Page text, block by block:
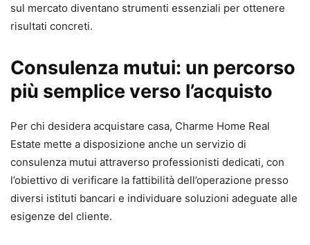
sul mercato diventano strumenti essenziali per ottenere
risultati concreti.
Consulenza mutui: un percorso
più semplice verso l’acquisto
Per chi desidera acquistare casa, Charme Home Real
Estate mette a disposizione anche un servizio di
consulenza mutui attraverso professionisti dedicati, con
l’obiettivo di verificare la fattibilità dell’operazione presso
diversi istituti bancari e individuare soluzioni adeguate alle
esigenze del cliente.